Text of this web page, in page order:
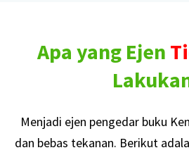
Apa yang Ejen
Menjadi ejen pengedar buku
dan bebas tekanan. Berikut